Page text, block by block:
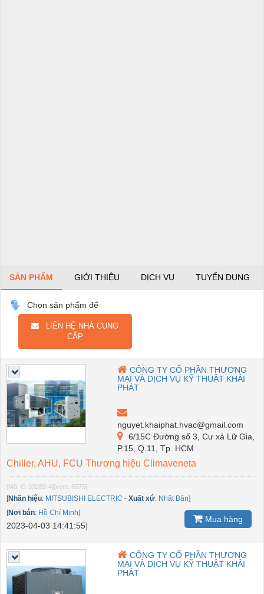
SẢN PHẨM GIỚI THIỆU DỊCH VỤ TUYỂN DỤNG
Chọn sản phẩm để
LIÊN HỆ NHÀ CUNG
CẤP
CÔNG TY CỔ PHẦN THƯƠNG
MẠI VÀ DỊCH VỤ KỸ THUẬT KHẢI
PHÁT
nguyet.khaiphat.hvac@gmail.com
6/15C Đường số 3, Cư xá Lữ Gia,
P.15, Q.11, Tp. HCM
Chiller, AHU, FCU Thương hiệu Climaveneta
[Mã: G-33289-4][xem: 6575]
[Nhãn hiệu: MITSUBISHI ELECTRIC - Xuất xứ: Nhật Bản]
[Nơi bán: Hồ Chí Minh]
2023-04-03 14:41:55]
Mua hàng
CÔNG TY CỔ PHẦN THƯƠNG
MẠI VÀ DỊCH VỤ KỸ THUẬT KHẢI
PHÁT